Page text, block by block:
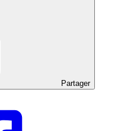
Partager